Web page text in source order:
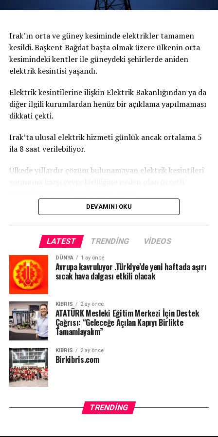
Irak’ın orta ve güney kesiminde elektrikler tamamen
kesildi. Başkent Bağdat başta olmak üzere ülkenin orta
kesimindeki kentler ile güneydeki şehirlerde aniden
elektrik kesintisi yaşandı.
Elektrik kesintilerine ilişkin Elektrik Bakanlığından ya da
diğer ilgili kurumlardan henüz bir açıklama yapılmaması
dikkati çekti.
Irak’ta ulusal elektrik hizmeti günlük ancak ortalama 5
ila 8 saat verilebiliyor.
Ülkede yıllardır çözüm bulunamayan elektrik kesintileri
DEVAMINI OKU
LATEST TRENDING VIDEOS
DÜNYA 1 ay önce
Avrupa kavruluyor .Türkiye’de yeni haftada aşırı
sıcak hava dalgası etkili olacak
KIBRIS 2 ay önce
ATATÜRK Mesleki Eğitim Merkezi İçin Destek
Çağrısı: “Geleceğe Açılan Kapıyı Birlikte
Tamamlayalım”
KIBRIS 2 ay önce
Birkibris.com
TRENDING